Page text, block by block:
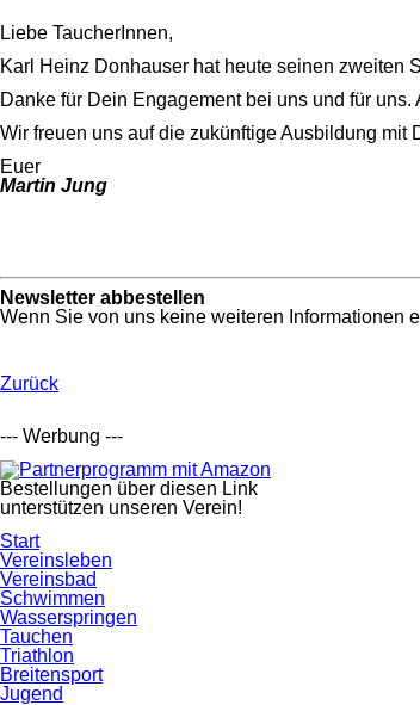
Liebe TaucherInnen,
Karl Heinz Donhauser hat heute seinen zweiten
Danke für Dein Engagement bei uns und für
Wir freuen uns auf die zukünftige Ausbildung
Euer
Martin Jung
Newsletter abbestellen
Wenn Sie von uns keine weiteren Informationen
Zurück
--- Werbung ---
Bestellungen über diesen Link
unterstützen unseren Verein!
Navigation
überspringen
Start
Vereinsleben
Vereinsbad
Schwimmen
Wasserspringen
Tauchen
Triathlon
Breitensport
Jugend